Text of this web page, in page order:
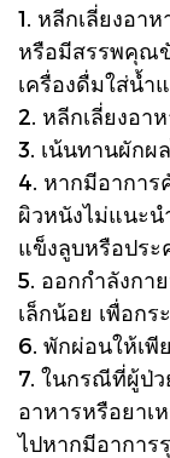
1. หลีกเลี่ยงอา
หรือมีสรรพคุณ
เครื่องดื่มใส่น้ำ
2. หลีกเลี่ยงอา
3. เน้นทานผักผ
4. หากมีอากา
ผิวหนังไม่แนะน
แข็งลูบหรือประ
5. ออกกำลังกา
เล็กน้อย เพื่อกร
6. พักผ่อนให้เพี
7. ในกรณีที่ผู้ป่
อาหารหรือยาเ
ไปหากมีอาการ